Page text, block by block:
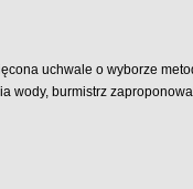
uchwale o wyborze
wody, burmistrz